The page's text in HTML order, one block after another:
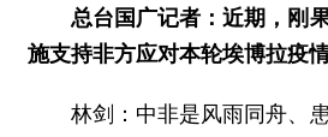
总台国广记者：近期，刚
施支持非方应对本轮埃博拉疫
林剑：中非是风雨同舟、